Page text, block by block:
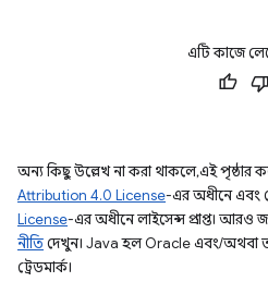
এটি কাজে
অন্য কিছু উল্লেখ না করা থাকলে, এই পৃষ্ঠার
Attribution 4.0 License-এর অধীনে এবং
License-এর অধীনে লাইসেন্স প্রাপ্ত। আরও
নীতিদেখুন। Java হল Oracle এবং/অথবা
ট্রেডমার্ক।